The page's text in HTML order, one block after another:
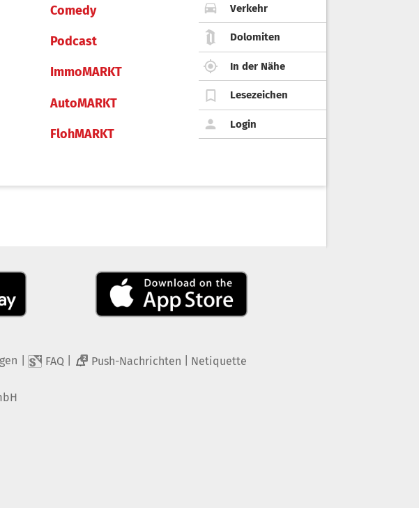
Comedy
Podcast
ImmoMARKT
AutoMARKT
FlohMARKT
Verkehr
Dolomiten
In der Nähe
Lesezeichen
Login
FAQ 2 Push-Nachrichten Netiquette